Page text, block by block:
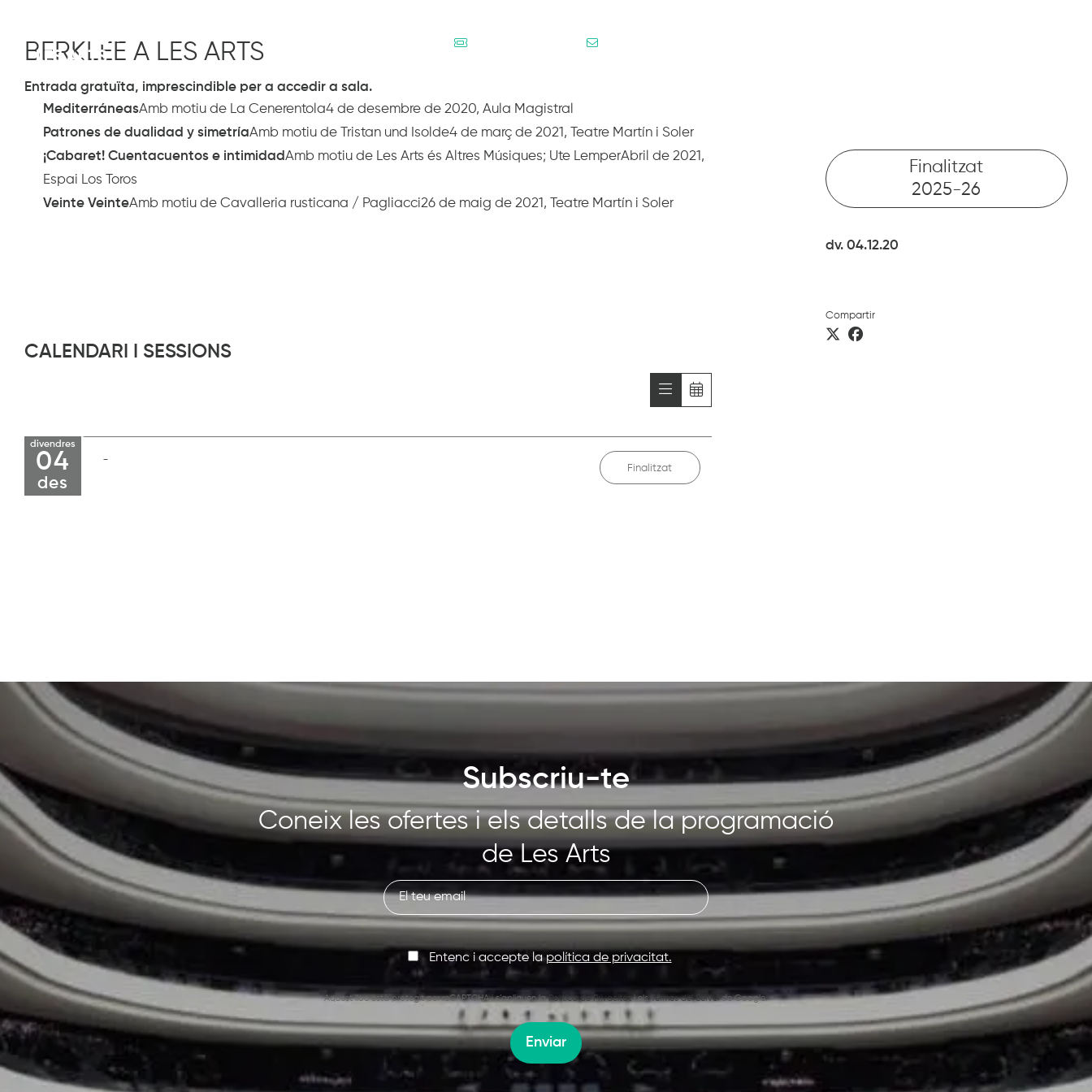
ARTS
divendres 4 de desembre
Finalitzat
2025-26
dv. 04.12.20
Compartir
BERKLEE A LES ARTS
Entrada gratuïta, imprescindible per a accedir a sala.
MediterráneasAmb motiu de La Cenerentola4 de desembre de 2020, Aula Magistral
Patrones de dualidad y simetríaAmb motiu de Tristan und Isolde4 de març de 2021, Teatre Martín i Soler
¡Cabaret! Cuentacuentos e intimidadAmb motiu de Les Arts és Altres Músiques; Ute LemperAbril de 2021,
Espai Los Toros
Veinte VeinteAmb motiu de Cavalleria rusticana / Pagliacci26 de maig de 2021, Teatre Martín i Soler
CALENDARI I SESSIONS
divendres
04
des
Finalitzat
Subscriu-te
Coneix les ofertes i els detalls de la programació
de Les Arts
Entenc i accepte lapolítica de privacitat.
Aquest lloc està protegit per reCAPTCHA i s’apliquen laPolítica de Privacitati elsTermes del Serveide Google.
Enviar